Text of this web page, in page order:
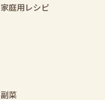
家庭用レシピ
副菜